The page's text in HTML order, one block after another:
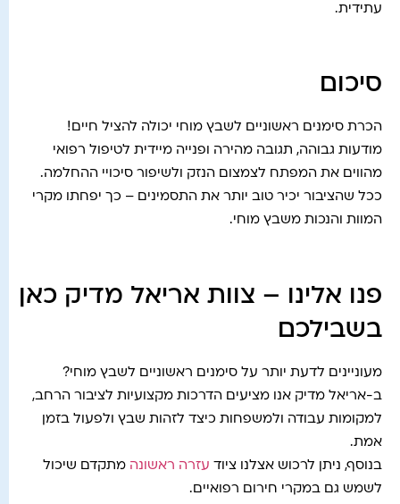
עתידית.
סיכום
הכרת סימנים ראשוניים לשבץ מוחי יכולה להציל חיים!
מודעות גבוהה, תגובה מהירה ופנייה מיידית לטיפול רפואי
מהווים את המפתח לצמצום הנזק ולשיפור סיכויי ההחלמה.
ככל שהציבור יכיר טוב יותר את התסמינים – כך יפחתו מקרי
המוות והנכות משבץ מוחי.
פנו אלינו – צוות אריאל מדיק כאן
בשבילכם
מעוניינים לדעת יותר על סימנים ראשוניים לשבץ מוחי?
ב-אריאל מדיק אנו מציעים הדרכות מקצועיות לציבור הרחב,
למקומות עבודה ולמשפחות כיצד לזהות שבץ ולפעול בזמן
אמת.
בנוסף, ניתן לרכוש אצלנו ציוד עזרה ראשונה מתקדם שיכול
לשמש גם במקרי חירום רפואיים.